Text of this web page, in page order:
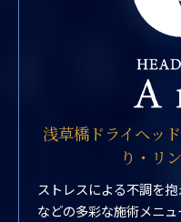
浅草橋ドライヘッ
り・リ
ストレスによる不調を
などの多彩な施術メニュ